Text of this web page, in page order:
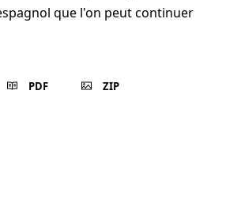
que l'on peut continuer
PDF ZIP